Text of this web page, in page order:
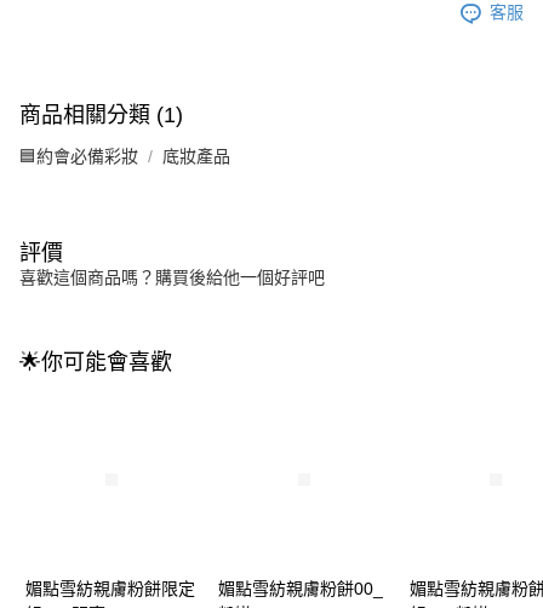
客服
商品相關分類 (1)
🟦約會必備彩妝 底妝產品
評價
喜歡這個商品嗎？購買後給他一個好評吧
🌟你可能會喜歡
媚點雪紡親膚粉餅限定
媚點雪紡親膚粉餅00_
媚點雪紡親膚粉